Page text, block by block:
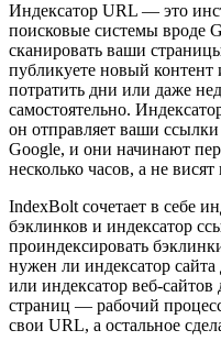
Индексатор URL — это
поисковые системы вроде
сканировать ваши
публикуете новый контент
потратить дни или даже
самостоятельно.
он отправляет ваши
Google, и они начинают
несколько часов, а не
IndexBolt сочетает в себе
бэклинков и индексатор
проиндексировать
нужен ли индексатор
или индексатор веб-
страниц — рабочий
свои URL, а остальное